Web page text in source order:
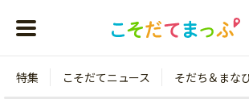
特集 こそだてニュース そだち＆まな